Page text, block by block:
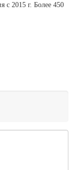
с 2015 г. Более 450